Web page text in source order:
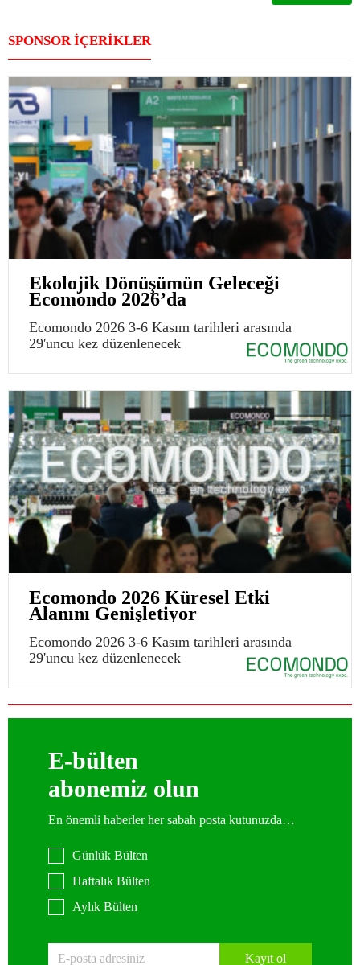
SPONSOR İÇERİKLER
Ekolojik Dönüşümün Geleceği
Ecomondo 2026’da
Ecomondo 2026 3-6 Kasım tarihleri arasında
29'uncu kez düzenlenecek
Ecomondo 2026 Küresel Etki
Alanını Genişletiyor
Ecomondo 2026 3-6 Kasım tarihleri arasında
29'uncu kez düzenlenecek
E-bülten
abonemiz olun
En önemli haberler her sabah posta kutunuzda…
Günlük Bülten
Haftalık Bülten
Aylık Bülten
Kayıt ol